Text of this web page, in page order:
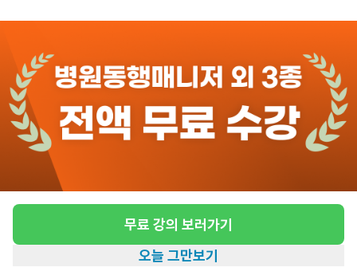
무료 강의 보러가기
오늘 그만보기